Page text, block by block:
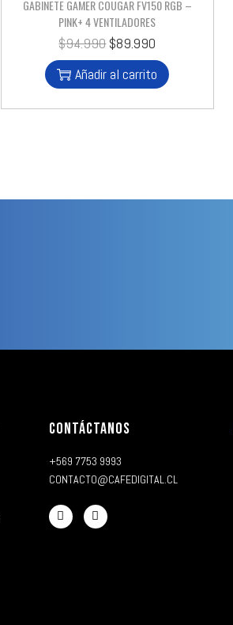
GABINETE GAMER COUGAR FV150 RGB –
PINK+ 4 VENTILADORES
$94.990$89.990
Añadir al carrito
CONTÁCTANOS
+569 7753 9993
CONTACTO@CAFEDIGITAL.CL